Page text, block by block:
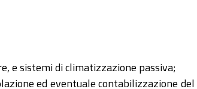
e sistemi di climatizzazione passiva;
ed eventuale contabilizzazione del